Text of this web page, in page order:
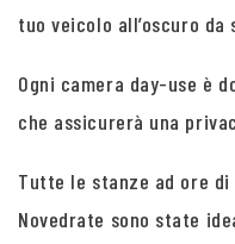
tuo veicolo all’oscuro
Ogni camera day-use è
che assicurerà una
Tutte le stanze ad ore
Novedrate sono state